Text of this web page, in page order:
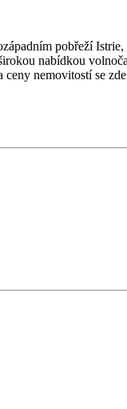
pobřeží
nabídkou
nemovitostí se